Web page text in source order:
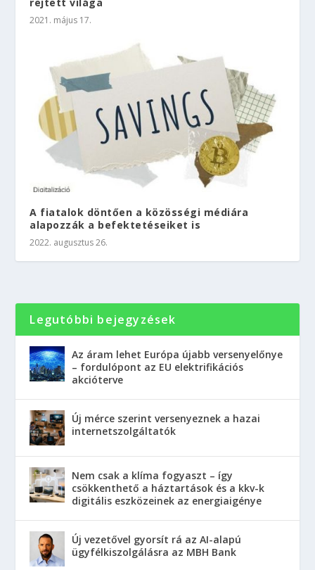
2021. május 17.
A fiatalok döntően a közösségi médiára
alapozzák a befektetéseiket is
2022. augusztus 26.
Legutóbbi bejegyzések
Az áram lehet Európa újabb versenyelőnye
– fordulópont az EU elektrifikációs
akcióterve
Új mérce szerint versenyeznek a hazai
internetszolgáltatók
Nem csak a klíma fogyaszt – így
csökkenthető a háztartások és a kkv-k
digitális eszközeinek az energiaigénye
Új vezetővel gyorsít rá az AI-alapú
ügyfélkiszolgálásra az MBH Bank